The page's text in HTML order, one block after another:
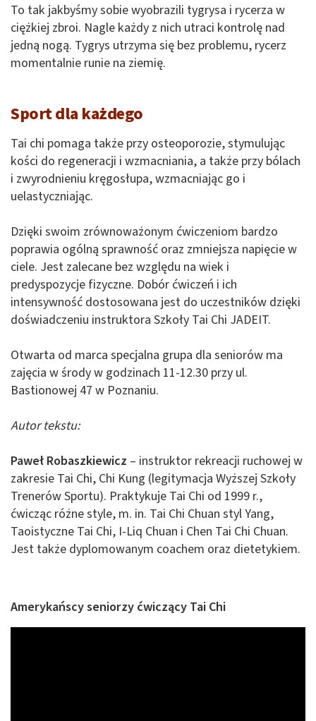
To tak jakbyśmy sobie wyobrazili tygrysa i rycerza w
ciężkiej zbroi. Nagle każdy z nich utraci kontrolę nad
jedną nogą. Tygrys utrzyma się bez problemu, rycerz
momentalnie runie na ziemię.
Sport dla każdego
Tai chi pomaga także przy osteoporozie, stymulując
kości do regeneracji i wzmacniania, a także przy bólach
i zwyrodnieniu kręgosłupa, wzmacniając go i
uelastyczniając.
Dzięki swoim zrównoważonym ćwiczeniom bardzo
poprawia ogólną sprawność oraz zmniejsza napięcie w
ciele. Jest zalecane bez względu na wiek i
predyspozycje fizyczne. Dobór ćwiczeń i ich
intensywność dostosowana jest do uczestników dzięki
doświadczeniu instruktora Szkoły Tai Chi JADEIT.
Otwarta od marca specjalna grupa dla seniorów ma
zajęcia w środy w godzinach 11-12.30 przy ul.
Bastionowej 47 w Poznaniu.
Autor tekstu:
Paweł Robaszkiewicz – instruktor rekreacji ruchowej w
zakresie Tai Chi, Chi Kung (legitymacja Wyższej Szkoły
Trenerów Sportu). Praktykuje Tai Chi od 1999 r.,
ćwicząc różne style, m. in. Tai Chi Chuan styl Yang,
Taoistyczne Tai Chi, I-Liq Chuan i Chen Tai Chi Chuan.
Jest także dyplomowanym coachem oraz dietetykiem.
Amerykańscy seniorzy ćwiczący Tai Chi